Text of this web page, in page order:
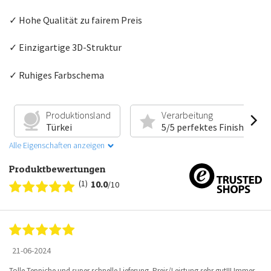
✓ Hohe Qualität zu fairem Preis
✓ Einzigartige 3D-Struktur
✓ Ruhiges Farbschema
Produktionsland
Türkei
Verarbeitung
5/5 perfektes Finish
Alle Eigenschaften anzeigen
Produktbewertungen
(1) 10.0/10
21-06-2024